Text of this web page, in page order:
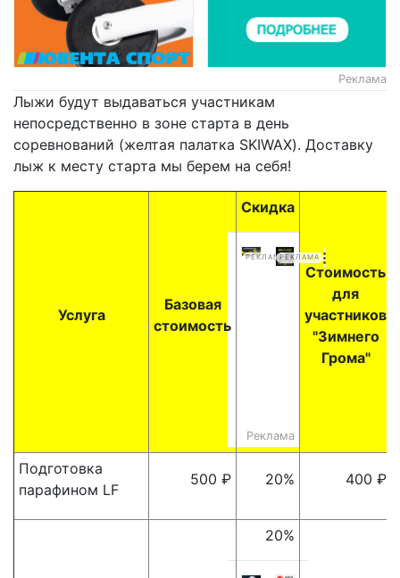
Реклама
Лыжи будут выдаваться участникам
непосредственно в зоне старта в день
соревнований (желтая палатка SKIWAX). Доставку
лыж к месту старта мы берем на себя!
Услуга
Базовая
стоимость
Скидка
РЕКЛАМАРЕКЛАМА
Реклама
Стоимость
для
участников
"Зимнего
Грома"
Подготовка
парафином LF
500 ₽ 20% 400 ₽
20%